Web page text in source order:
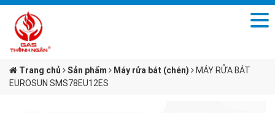
Trang chủ Sản phẩm Máy rửa bát (chén)
MÁY RỬA BÁT
EUROSUN SMS78EU12ES